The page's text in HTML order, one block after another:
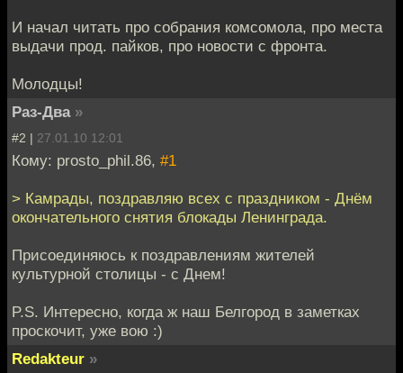
И начал читать про собрания комсомола, про места
выдачи прод. пайков, про новости с фронта.
Молодцы!
Раз-Два »
#2 | 27.01.10 12:01
Кому: prosto_phil.86, #1
> Камрады, поздравляю всех с праздником - Днём
окончательного снятия блокады Ленинграда.
Присоединяюсь к поздравлениям жителей
культурной столицы - с Днем!
P.S. Интересно, когда ж наш Белгород в заметках
проскочит, уже вою :)
Redakteur »